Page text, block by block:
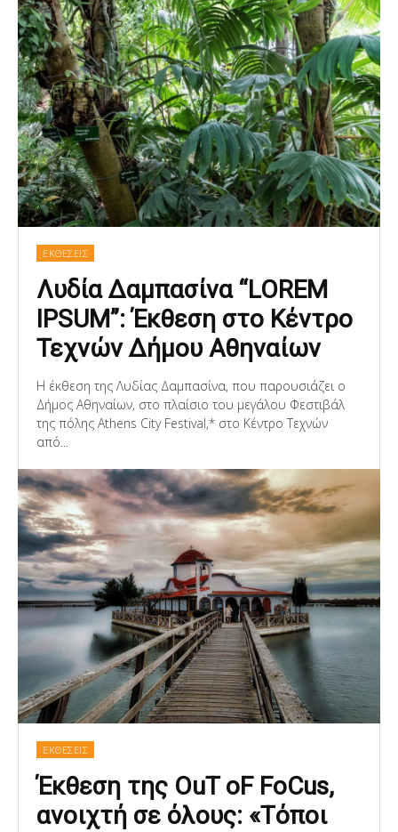
ΕΚΘΕΣΕΙΣ
Λυδία Δαμπασίνα “LOREM
IPSUM”: Έκθεση στο Κέντρο
Τεχνών Δήμου Αθηναίων
Η έκθεση της Λυδίας Δαμπασίνα, που παρουσιάζει ο
Δήμος Αθηναίων, στο πλαίσιο του μεγάλου Φεστιβάλ
της πόλης Athens City Festival,* στο Κέντρο Τεχνών
από...
ΕΚΘΕΣΕΙΣ
Έκθεση της OuT oF FoCus,
ανοιχτή σε όλους: «Τόποι